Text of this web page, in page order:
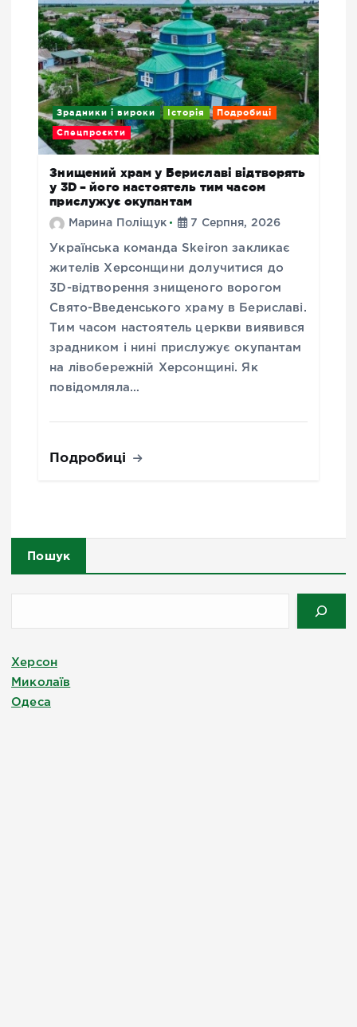
Зрадники і вироки Історія Подробиці
Спецпроєкти
Знищений храм у Бериславі відтворять
у 3D – його настоятель тим часом
прислужує окупантам
Марина Поліщук 7 Серпня, 2026
Українська команда Skeiron закликає
жителів Херсонщини долучитися до
3D-відтворення знищеного ворогом
Свято-Введенського храму в Бериславі.
Тим часом настоятель церкви виявився
зрадником і нині прислужує окупантам
на лівобережній Херсонщині. Як
повідомляла…
Подробиці
Пошук
Херсон
Миколаїв
Одеса